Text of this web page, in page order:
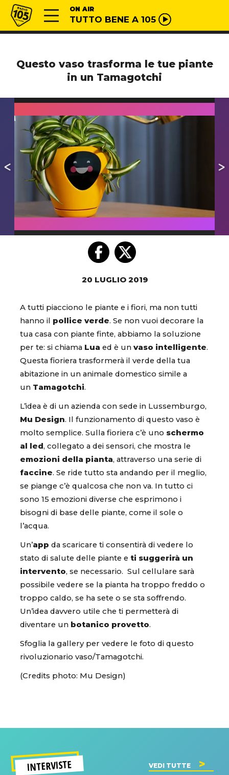
Vai al contenuto
Radio 105 ON AIR
TUTTO BENE A 105
Questo vaso trasforma le tue piante
in un Tamagotchi
20 LUGLIO 2019
A tutti piacciono le piante e i fiori, ma non tutti
hanno il pollice verde. Se non vuoi decorare la
tua casa con piante finte, abbiamo la soluzione
per te: si chiama Lua ed è un vaso intelligente.
Questa fioriera trasformerà il verde della tua
abitazione in un animale domestico simile a
un Tamagotchi.
L’idea è di un azienda con sede in Lussemburgo,
Mu Design. Il funzionamento di questo vaso è
molto semplice. Sulla fioriera c’è uno schermo
al led, collegato a dei sensori, che mostra le
emozioni della pianta, attraverso una serie di
faccine. Se ride tutto sta andando per il meglio,
se piange c’è qualcosa che non va. In tutto ci
sono 15 emozioni diverse che esprimono i
bisogni di base delle piante, come il sole o
l’acqua.
Un’app da scaricare ti consentirà di vedere lo
stato di salute delle piante e ti suggerirà un
intervento, se necessario. Sul cellulare sarà
possibile vedere se la pianta ha troppo freddo o
troppo caldo, se ha sete o se sta soffrendo.
Un’idea davvero utile che ti permetterà di
diventare un botanico provetto.
Sfoglia la gallery per vedere le foto di questo
rivoluzionario vaso/Tamagotchi.
(Credits photo: Mu Design)
INTERVISTE VEDI TUTTE